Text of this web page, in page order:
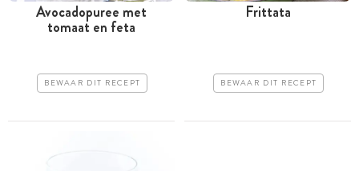
Avocadopuree met
tomaat en feta
BEWAAR DIT RECEPT
Frittata
BEWAAR DIT RECEPT